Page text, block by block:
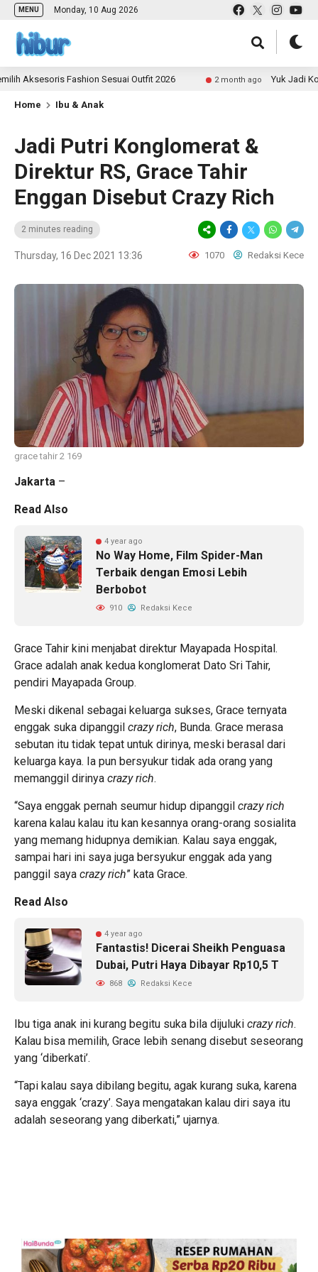
MENU Monday, 10 Aug 2026
Fashion Sesuai Outfit 2026 2 month ago Yuk Jadi
Home Ibu & Anak
Jadi Putri Konglomerat &
Direktur RS, Grace Tahir
Enggan Disebut Crazy Rich
2 minutes reading
Thursday, 16 Dec 2021 13:36 1070 Redaksi Kece
grace tahir 2 169
Jakarta –
Read Also
4 year ago
No Way Home, Film Spider-Man
Terbaik dengan Emosi Lebih
Berbobot
910 Redaksi Kece
Grace Tahir kini menjabat direktur Mayapada Hospital.
Grace adalah anak kedua konglomerat Dato Sri Tahir,
pendiri Mayapada Group.
Meski dikenal sebagai keluarga sukses, Grace ternyata
enggak suka dipanggil crazy rich, Bunda. Grace merasa
sebutan itu tidak tepat untuk dirinya, meski berasal dari
keluarga kaya. Ia pun bersyukur tidak ada orang yang
memanggil dirinya crazy rich.
“Saya enggak pernah seumur hidup dipanggil crazy rich
karena kalau kalau itu kan kesannya orang-orang sosialita
yang memang hidupnya demikian. Kalau saya enggak,
sampai hari ini saya juga bersyukur enggak ada yang
panggil saya crazy rich” kata Grace.
Read Also
4 year ago
Fantastis! Dicerai Sheikh Penguasa
Dubai, Putri Haya Dibayar Rp10,5 T
868 Redaksi Kece
Ibu tiga anak ini kurang begitu suka bila dijuluki crazy rich.
Kalau bisa memilih, Grace lebih senang disebut seseorang
yang ‘diberkati’.
“Tapi kalau saya dibilang begitu, agak kurang suka, karena
saya enggak ‘crazy’. Saya mengatakan kalau diri saya itu
adalah seseorang yang diberkati,” ujarnya.